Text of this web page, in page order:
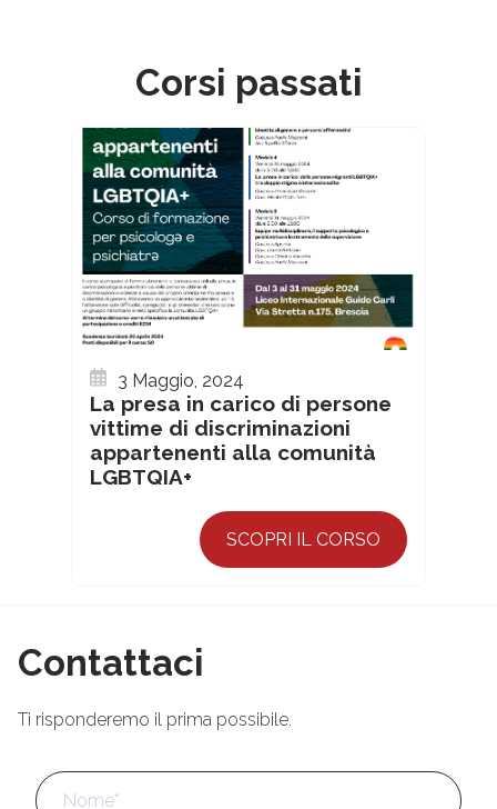
Corsi passati
3 Maggio, 2024
La presa in carico di persone
vittime di discriminazioni
appartenenti alla comunità
LGBTQIA+
SCOPRI IL CORSO
Contattaci
Ti risponderemo il prima possibile.
Nome